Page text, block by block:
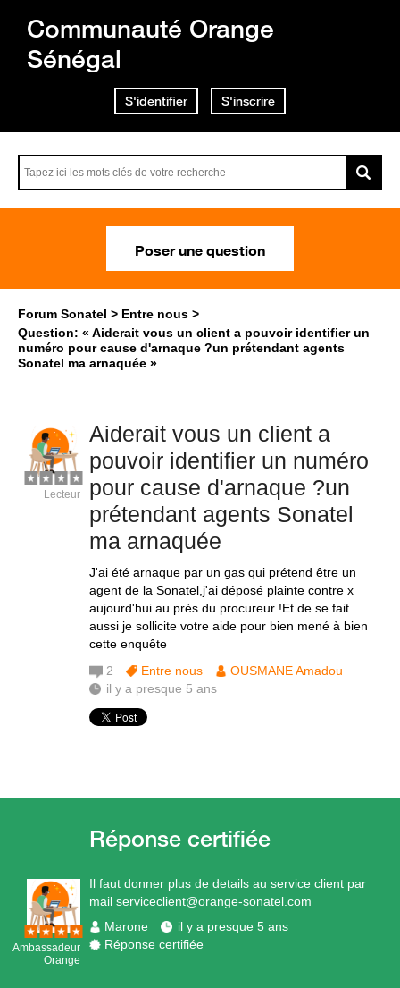
Communauté Orange
Sénégal
S'identifier S'inscrire
Poser une question
Forum Sonatel
Entre nous
Question: « Aiderait vous un client a pouvoir identifier un
numéro pour cause d'arnaque ?un prétendant agents
Sonatel ma arnaquée »
Aiderait vous un client a
pouvoir identifier un numéro
pour cause d'arnaque ?un
prétendant agents Sonatel
ma arnaquée
J'ai été arnaque par un gas qui prétend être un
agent de la Sonatel,j'ai déposé plainte contre x
aujourd'hui au près du procureur !Et de se fait
aussi je sollicite votre aide pour bien mené à bien
cette enquête
Lecteur
2 Entre nous
OUSMANE Amadou
il y a presque 5 ans
Ambassadeur
Orange
Il faut donner plus de details au service client par
mail serviceclient@orange-sonatel.com
Marone
il y a presque 5 ans
Réponse certifiée